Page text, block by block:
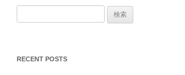
RECENT POSTS